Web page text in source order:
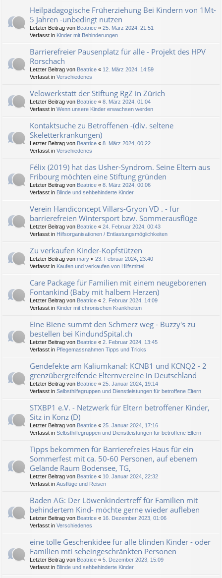
Heilpädagogische Früherziehung Bei Kindern von 1Mt-
5 Jahren -unbedingt nutzen
Letzter Beitrag von Beatrice « 25. März 2024, 21:51
Verfasst in Kinder mit Behinderungen
Barrierefreier Pausenplatz für alle - Projekt des HPV
Rorschach
Letzter Beitrag von Beatrice « 12. März 2024, 14:59
Verfasst in Verschiedenes
Velowerkstatt der Stiftung RgZ in Zürich
Letzter Beitrag von Beatrice « 8. März 2024, 01:04
Verfasst in Wenn unsere Kinder erwachsen werden
Kontaktsuche zu Betroffenen -(div. seltene
Skeletterkrankungen)
Letzter Beitrag von Beatrice « 8. März 2024, 00:22
Verfasst in Verschiedenes
Félix (2019) hat das Usher-Syndrom. Seine Eltern aus
Fribourg möchten eine Stiftung gründen
Letzter Beitrag von Beatrice « 8. März 2024, 00:06
Verfasst in Blinde und sehbehinderte Kinder
Verein Handiconcept Villars-Gryon VD . - für
barrierefreien Wintersport bzw. Sommerausflüge
Letzter Beitrag von Beatrice « 24. Februar 2024, 00:43
Verfasst in Hilfsorganisationen / Entlastungsmöglichkeiten
Zu verkaufen Kinder-Kopfstützen
Letzter Beitrag von mary « 23. Februar 2024, 23:40
Verfasst in Kaufen und verkaufen von Hilfsmittel
Care Package für Familien mit einem neugeborenen
Fontankind (Baby mit halbem Herzen)
Letzter Beitrag von Beatrice « 2. Februar 2024, 14:09
Verfasst in Kinder mit chronischen Krankheiten
Eine Biene summt den Schmerz weg - Buzzy's zu
bestellen bei KindundSpital.ch
Letzter Beitrag von Beatrice « 2. Februar 2024, 13:45
Verfasst in Pflegemassnahmen Tipps und Tricks
Gendefekte am Kaliumkanal: KCNB1 und KCNQ2 - 2
grenzübergreifende Elternvereine in Deutschland
Letzter Beitrag von Beatrice « 25. Januar 2024, 19:14
Verfasst in Selbsthilfegruppen und Dienstleistungen für betroffene Eltern
STXBP1 e.V. - Netzwerk für Eltern betroffener Kinder,
Sitz in Konz (D)
Letzter Beitrag von Beatrice « 25. Januar 2024, 17:16
Verfasst in Selbsthilfegruppen und Dienstleistungen für betroffene Eltern
Tipps bekommen für Barrierefreies Haus für ein
Sommerfest mit ca. 50-60 Personen, auf ebenem
Gelände Raum Bodensee, TG,
Letzter Beitrag von Beatrice « 10. Januar 2024, 22:32
Verfasst in Ausflüge und Reisen
Baden AG: Der Löwenkindertreff für Familien mit
behindertem Kind- möchte gerne wieder aufleben
Letzter Beitrag von Beatrice « 16. Dezember 2023, 01:06
Verfasst in Verschiedenes
eine tolle Geschenkidee für alle blinden Kinder - oder
Familien mti seheingeschränkten Personen
Letzter Beitrag von Beatrice « 5. Dezember 2023, 15:09
Verfasst in Blinde und sehbehinderte Kinder